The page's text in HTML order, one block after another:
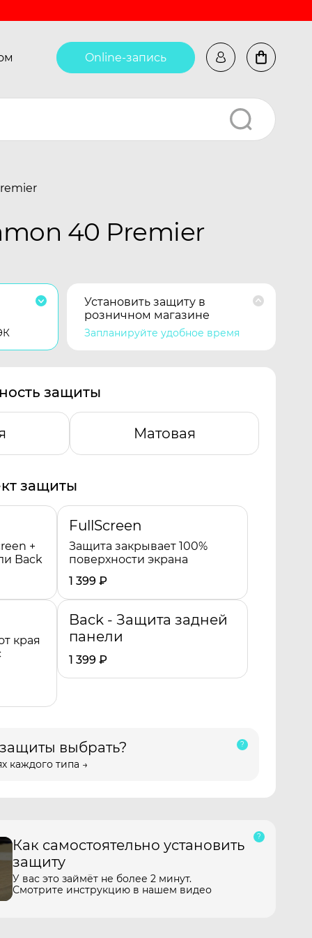
Online-запись
40 Premier
Установить защиту в
розничном магазине
Запланируйте удобное время
защиты
Матовая
защиты
+
Back
FullScreen
Защита закрывает 100%
поверхности экрана
1 399 ₽
края
Back - Защита задней
панели
1 399 ₽
выбрать?
каждого типа →
Как самостоятельно установить
защиту
У вас это займёт не более 2 минут.
Смотрите инструкцию в нашем видео